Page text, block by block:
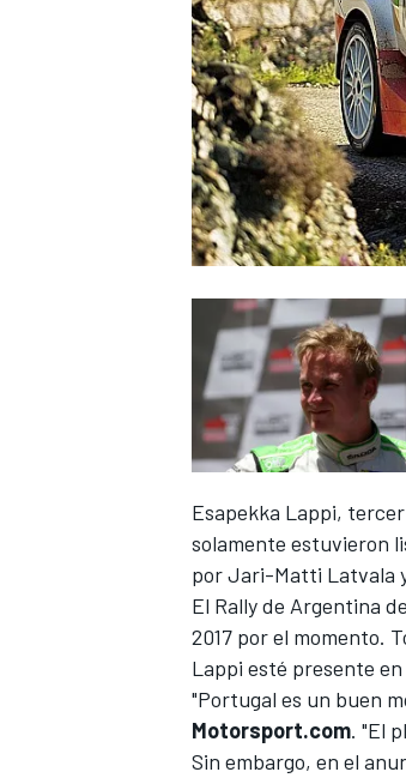
Esapekka Lappi,
solamente estuvieron
porJari-Matti Latvala
El Rally de Argentina
2017 por el momento.
Lappi esté presente
"Portugal es un buen
Motorsport.com. "El
Sin embargo, en el